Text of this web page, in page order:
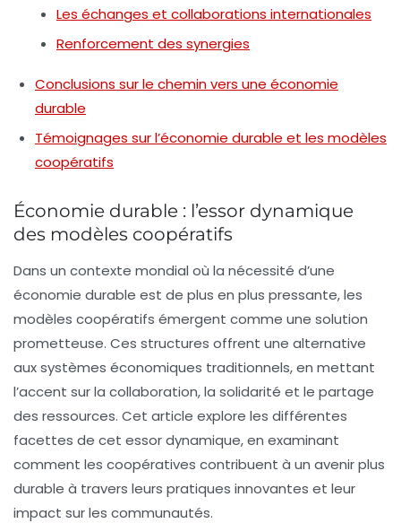
Les échanges et collaborations internationales
Renforcement des synergies
Conclusions sur le chemin vers une économie
durable
Témoignages sur l’économie durable et les modèles
coopératifs
Économie durable : l’essor dynamique
des modèles coopératifs
Dans un contexte mondial où la nécessité d’une
économie durable est de plus en plus pressante, les
modèles coopératifs émergent comme une solution
prometteuse. Ces structures offrent une alternative
aux systèmes économiques traditionnels, en mettant
l’accent sur la collaboration, la solidarité et le partage
des ressources. Cet article explore les différentes
facettes de cet essor dynamique, en examinant
comment les coopératives contribuent à un avenir plus
durable à travers leurs pratiques innovantes et leur
impact sur les communautés.